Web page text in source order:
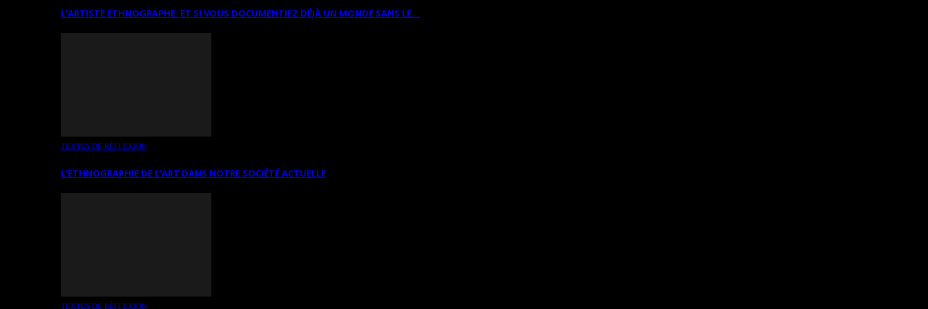
L’ARTISTE ETHNOGRAPHE: ET SI VOUS DOCUMENTIEZ DÉJÀ UN MONDE SANS LE…
TEXTES DE RÉFLEXION
L’ETHNOGRAPHIE DE L’ART DANS NOTRE SOCIÉTÉ ACTUELLE
TEXTES DE RÉFLEXION